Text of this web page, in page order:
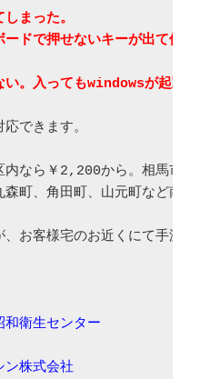
まった。
ードで押せないキーが出て使え
い。入ってもwindowsが起動
できます。
内なら￥2,200から。相馬市、
町、角田町、山元町など南相
お客様宅のお近くにて手渡し
和衛生センター
ン株式会社